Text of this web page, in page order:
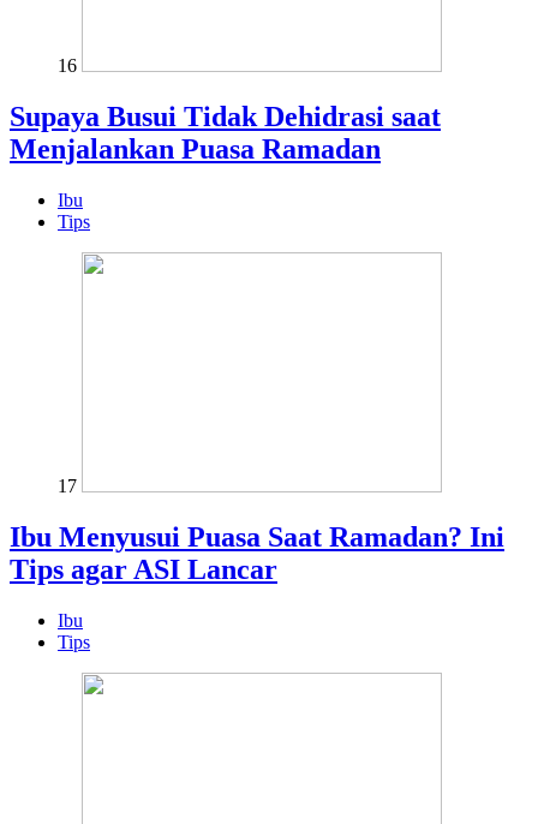
16
Supaya Busui Tidak Dehidrasi saat
Menjalankan Puasa Ramadan
Ibu
Tips
17
Ibu Menyusui Puasa Saat Ramadan? Ini
Tips agar ASI Lancar
Ibu
Tips